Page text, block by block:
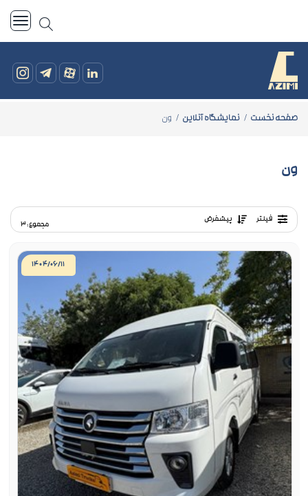
صفحه نخست نمایشگاه آنلاین ون
ون
فیلتر پیشفرض
مجموع: ۳
۱۴۰۴/۰۶/۱۱